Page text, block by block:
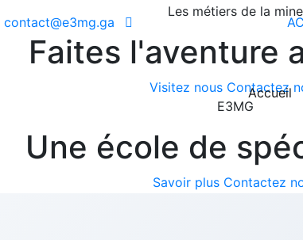
contact@e3mg.ga
Accueil
Les métiers de la mine
Faites l'aventure
Visitez nous Contactez
E3MG
Une école de
Savoir plus Contactez